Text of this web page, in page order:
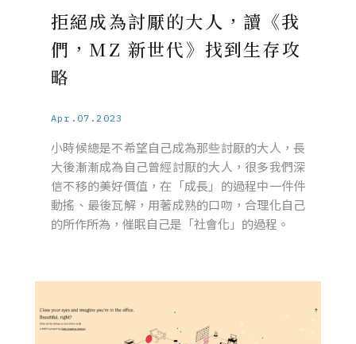
拒絕成為討厭的大人，讀《我
們，MZ 新世代》找到生存攻
略
Apr.07.2023
小時候總是不希望自己成為那些討厭的大人，長
大後漸漸成為自己曾經討厭的大人，很多我們深
信不移的美好價值，在「成長」的過程中一件件
動搖、最後瓦解，用著成熟的口吻，合理化自己
的所作所為，催眠自己是「社會化」的過程。